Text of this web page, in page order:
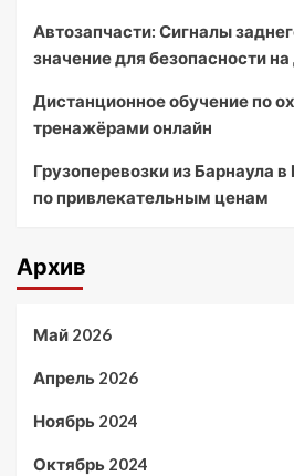
Автозапчасти: Сигналы
значение для безопасности на
Дистанционное обучение по
тренажёрами онлайн
Грузоперевозки из Барнаула
по привлекательным ценам
Архив
Май 2026
Апрель 2026
Ноябрь 2024
Октябрь 2024